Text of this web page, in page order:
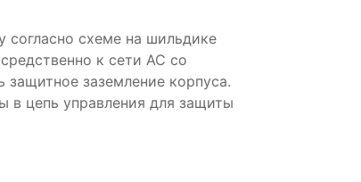
схеме на шильдике
к сети AC со
заземление корпуса.
в цепь управления для защиты